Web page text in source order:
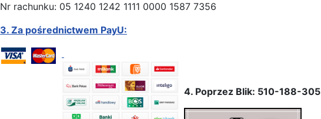
Nr rachunku: 05 1240 1242 1111 0000 1587 7356
3. Za pośrednictwem PayU:
4. Poprzez Blik: 510-188-305